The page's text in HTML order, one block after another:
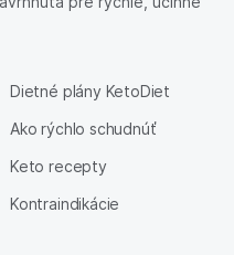
Dietné plány KetoDiet
Ako rýchlo schudnúť
Keto recepty
Kontraindikácie